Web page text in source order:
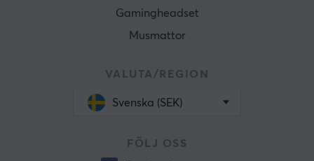
Gamingheadset
Musmattor
VALUTA/REGION
Svenska (SEK)
FÖLJ OSS